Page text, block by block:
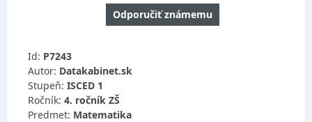
Odporučiť známemu
Id: P7243
Autor: Datakabinet.sk
Stupeň: ISCED 1
Ročník: 4. ročník ZŠ
Predmet: Matematika